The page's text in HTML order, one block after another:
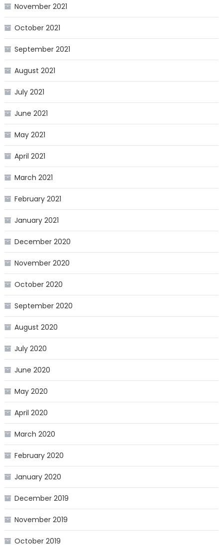
November 2021
October 2021
September 2021
August 2021
July 2021
June 2021
May 2021
April 2021
March 2021
February 2021
January 2021
December 2020
November 2020
October 2020
September 2020
August 2020
July 2020
June 2020
May 2020
April 2020
March 2020
February 2020
January 2020
December 2019
November 2019
October 2019